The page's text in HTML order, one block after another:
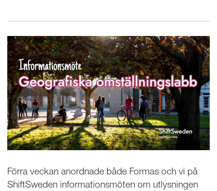
Förra veckan anordnade både Formas och vi på
ShiftSweden informationsmöten om utlysningen